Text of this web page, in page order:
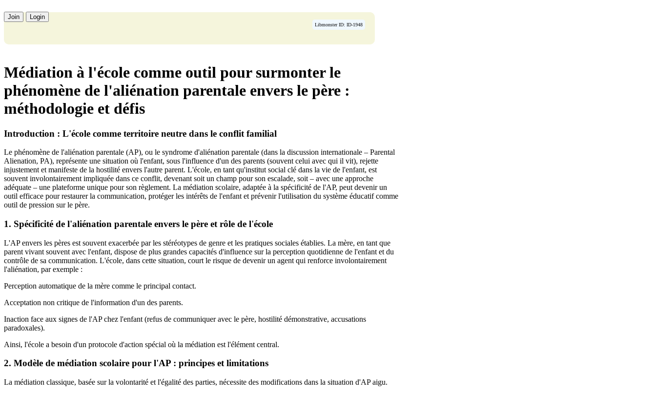
Join Login
Libmonster ID: ID-1948
Médiation à l'école comme outil pour surmonter le
phénomène de l'aliénation parentale envers le père :
méthodologie et défis
Introduction : L'école comme territoire neutre dans le conflit familial
Le phénomène de l'aliénation parentale (AP), ou le syndrome d'aliénation parentale (dans la discussion internationale – Parental
Alienation, PA), représente une situation où l'enfant, sous l'influence d'un des parents (souvent celui avec qui il vit), rejette
injustement et manifeste de la hostilité envers l'autre parent. L'école, en tant qu'institut social clé dans la vie de l'enfant, est
souvent involontairement impliquée dans ce conflit, devenant soit un champ pour son escalade, soit – avec une approche
adéquate – une plateforme unique pour son règlement. La médiation scolaire, adaptée à la spécificité de l'AP, peut devenir un
outil efficace pour restaurer la communication, protéger les intérêts de l'enfant et prévenir l'utilisation du système éducatif comme
outil de pression sur le père.
1. Spécificité de l'aliénation parentale envers le père et rôle de l'école
L'AP envers les pères est souvent exacerbée par les stéréotypes de genre et les pratiques sociales établies. La mère, en tant que
parent vivant souvent avec l'enfant, dispose de plus grandes capacités d'influence sur la perception quotidienne de l'enfant et du
contrôle de sa communication. L'école, dans cette situation, court le risque de devenir un agent qui renforce involontairement
l'aliénation, par exemple :
Perception automatique de la mère comme le principal contact.
Acceptation non critique de l'information d'un des parents.
Inaction face aux signes de l'AP chez l'enfant (refus de communiquer avec le père, hostilité démonstrative, accusations
paradoxales).
Ainsi, l'école a besoin d'un protocole d'action spécial où la médiation est l'élément central.
2. Modèle de médiation scolaire pour l'AP : principes et limitations
La médiation classique, basée sur la volontarité et l'égalité des parties, nécessite des modifications dans la situation d'AP aigu.